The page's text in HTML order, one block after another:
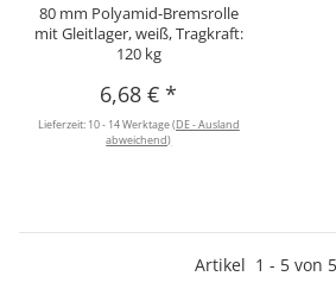
80 mm Polyamid-Bremsrolle
mit Gleitlager, weiß, Tragkraft:
120 kg
6,68 €*
Lieferzeit: 10 - 14 Werktage(DE - Ausland
abweichend)
Artikel 1 - 5 von 5